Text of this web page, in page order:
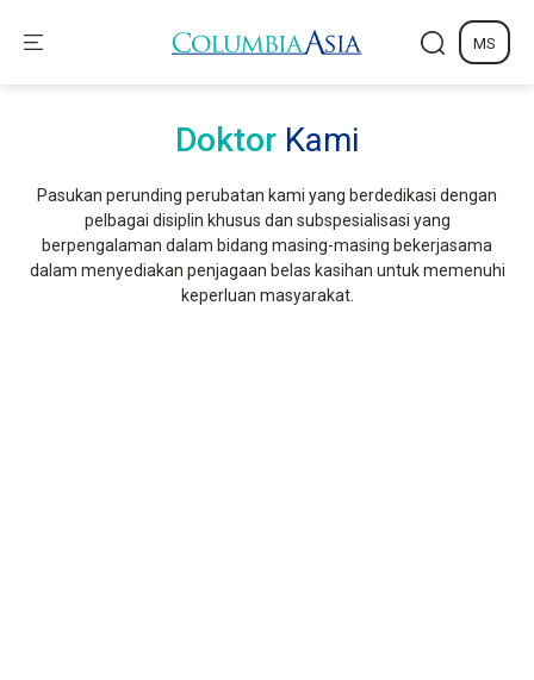
MS
Doktor Kami
Pasukan perunding perubatan kami yang berdedikasi dengan
pelbagai disiplin khusus dan subspesialisasi yang
berpengalaman dalam bidang masing-masing bekerjasama
dalam menyediakan penjagaan belas kasihan untuk memenuhi
keperluan masyarakat.